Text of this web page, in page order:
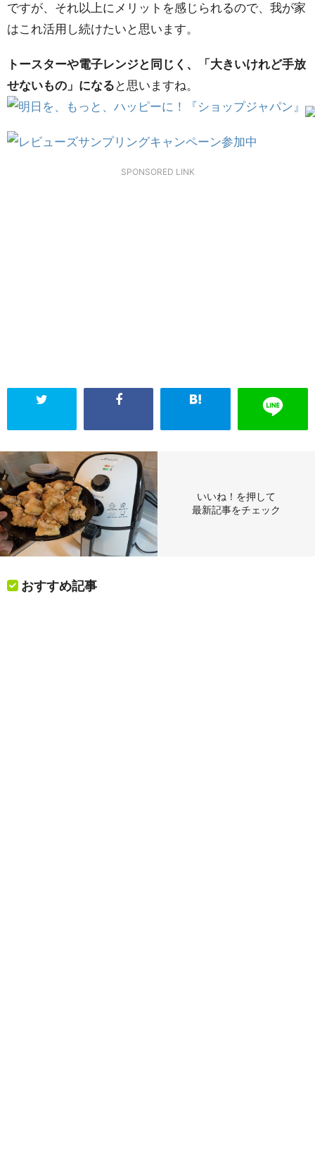
ですが、それ以上にメリットを感じられるので、我が家
はこれ活用し続けたいと思います。
トースターや電子レンジと同じく、「大きいけれど手放
せないもの」になる と思いますね。
SPONSORED LINK
いいね！を押して
最新記事をチェック
おすすめ記事